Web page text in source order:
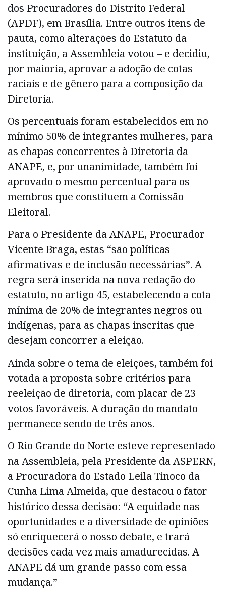
dos Procuradores do Distrito Federal
(APDF), em Brasília. Entre outros itens de
pauta, como alterações do Estatuto da
instituição, a Assembleia votou – e decidiu,
por maioria, aprovar a adoção de cotas
raciais e de gênero para a composição da
Diretoria.
Os percentuais foram estabelecidos em no
mínimo 50% de integrantes mulheres, para
as chapas concorrentes à Diretoria da
ANAPE, e, por unanimidade, também foi
aprovado o mesmo percentual para os
membros que constituem a Comissão
Eleitoral.
Para o Presidente da ANAPE, Procurador
Vicente Braga, estas “são políticas
afirmativas e de inclusão necessárias”. A
regra será inserida na nova redação do
estatuto, no artigo 45, estabelecendo a cota
mínima de 20% de integrantes negros ou
indígenas, para as chapas inscritas que
desejam concorrer a eleição.
Ainda sobre o tema de eleições, também foi
votada a proposta sobre critérios para
reeleição de diretoria, com placar de 23
votos favoráveis. A duração do mandato
permanece sendo de três anos.
O Rio Grande do Norte esteve representado
na Assembleia, pela Presidente da ASPERN,
a Procuradora do Estado Leila Tinoco da
Cunha Lima Almeida, que destacou o fator
histórico dessa decisão: “A equidade nas
oportunidades e a diversidade de opiniões
só enriquecerá o nosso debate, e trará
decisões cada vez mais amadurecidas. A
ANAPE dá um grande passo com essa
mudança.”